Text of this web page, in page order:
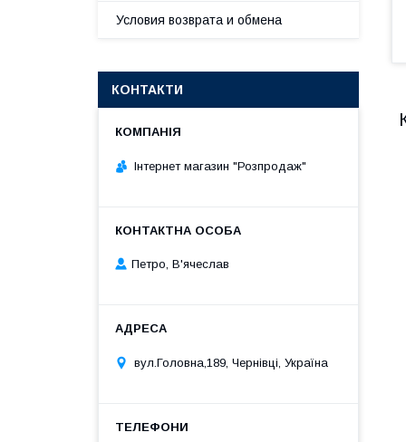
Условия возврата и обмена
КОНТАКТИ
Інтернет магазин "Розпродаж"
Петро, В'ячеслав
вул.Головна,189, Чернівці, Україна